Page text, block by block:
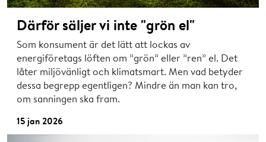
Därför säljer vi inte "grön el"
Som konsument är det lätt att lockas av
energiföretags löften om ”grön” eller ”ren” el. Det
låter miljövänligt och klimatsmart. Men vad betyder
dessa begrepp egentligen? Mindre än man kan tro,
om sanningen ska fram.
15 jan 2026